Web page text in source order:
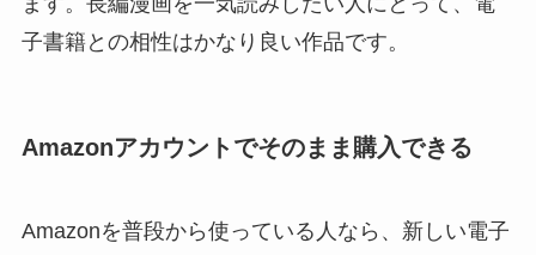
子書籍との相性はかなり良い作品です。
Amazonアカウントでそのまま購入できる
Amazonを普段から使っている人なら、新しい電子